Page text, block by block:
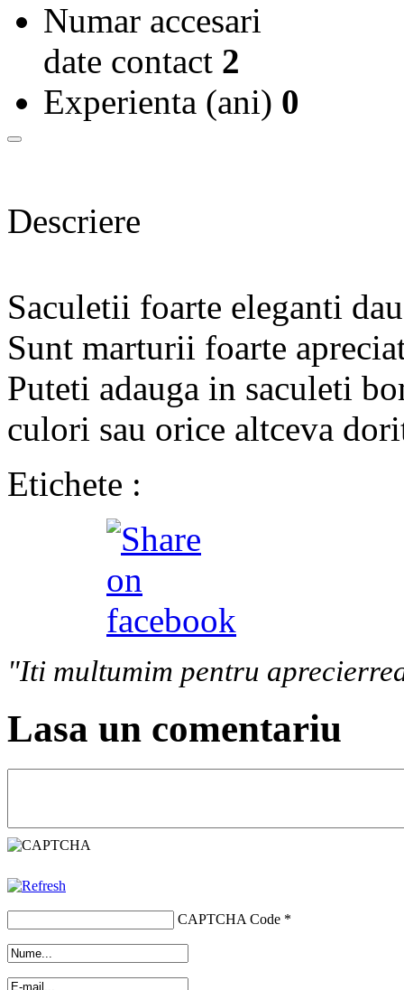
Numar accesari
date contact 2
Experienta (ani) 0
Descriere
Saculetii foarte eleganti
Sunt marturii foarte
Puteti adauga in saculeti
culori sau orice altceva
Etichete :
"Iti multumim pentru
Lasa un comentariu
CAPTCHA Code *